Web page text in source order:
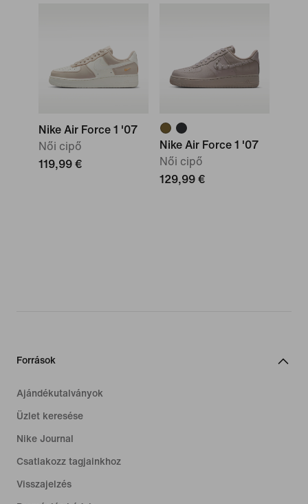
Nike Air Force 1 '07
Női cipő
119,99 €
Nike Air Force 1 '07
Női cipő
129,99 €
Források
Ajándékutalványok
Üzlet keresése
Nike Journal
Csatlakozz tagjainkhoz
Visszajelzés